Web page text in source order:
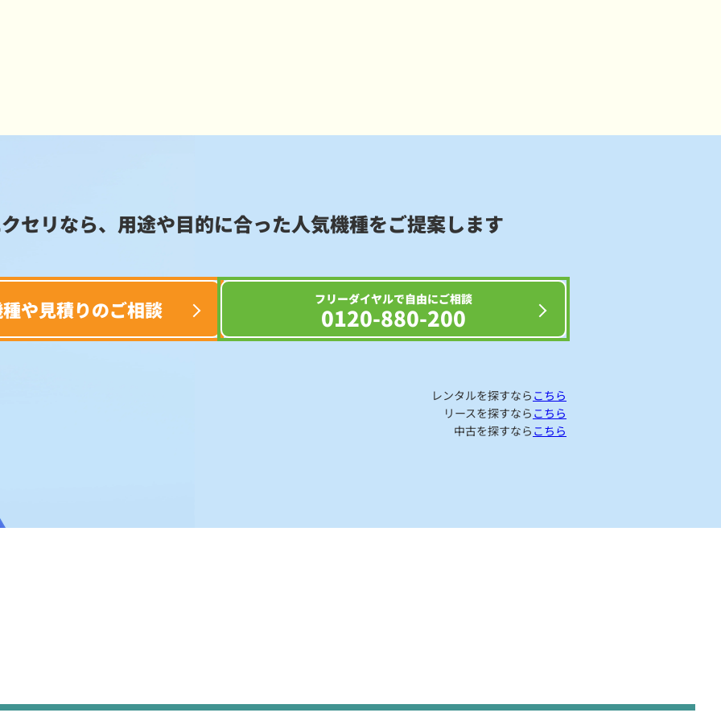
セリなら、用途や目的に合った人気機種をご提案します
や見積りのご相談 フリーダイヤルで自由にご相談
0120-880-200
レンタルを探すなら こちら
リースを探すなら こちら
中古を探すなら こちら